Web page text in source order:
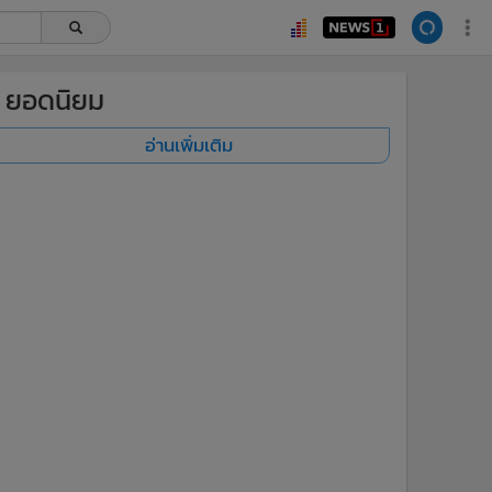
ยอดนิยม
อ่านเพิ่มเติม